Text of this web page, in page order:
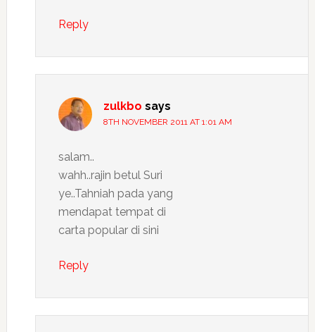
Reply
zulkbo says
8TH NOVEMBER 2011 AT 1:01 AM
salam..
wahh..rajin betul Suri
ye..Tahniah pada yang
mendapat tempat di
carta popular di sini
Reply